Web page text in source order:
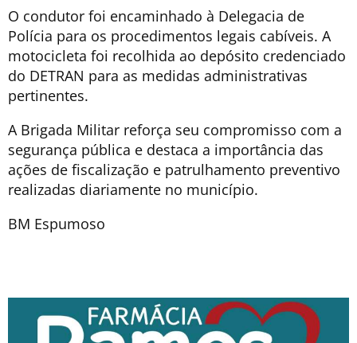
O condutor foi encaminhado à Delegacia de
Polícia para os procedimentos legais cabíveis. A
motocicleta foi recolhida ao depósito credenciado
do DETRAN para as medidas administrativas
pertinentes.
A Brigada Militar reforça seu compromisso com a
segurança pública e destaca a importância das
ações de fiscalização e patrulhamento preventivo
realizadas diariamente no município.
BM Espumoso